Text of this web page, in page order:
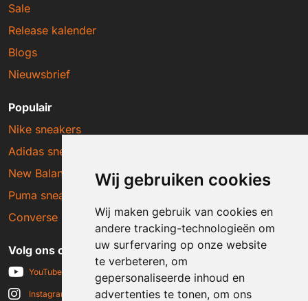
Wij gebruiken cookies
Wij maken gebruik van cookies en
andere tracking-technologieën om
uw surfervaring op onze website
te verbeteren, om
gepersonaliseerde inhoud en
advertenties te tonen, om ons
Sale
Release kalender
Blogs
Nieuwsbrief
Populair
Nike sneakers
Adidas sneakers
New Balance sneakers
Puma sneakers
Converse sneakers
Volg ons op social media
YouTube
Instagram